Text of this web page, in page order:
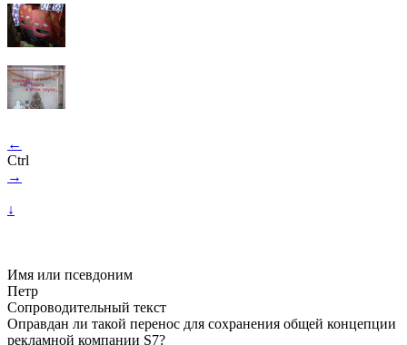
←
Ctrl
→
↓
Имя или псевдоним
Петр
Сопроводительный текст
Оправдан ли такой перенос для сохранения общей концепции
рекламной компании S7?